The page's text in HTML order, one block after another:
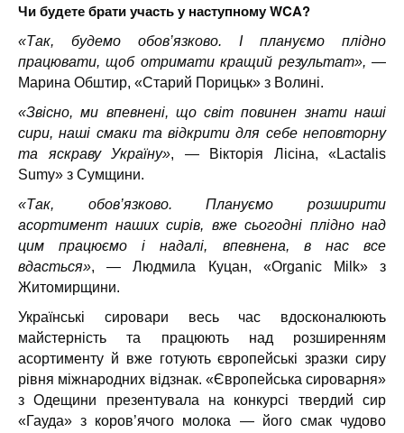
Чи будете брати участь у наступному WCA?
«Так, будемо обов’язково. І плануємо плідно
працювати, щоб отримати кращий результат», —
Марина Обштир, «Старий Порицьк» з Волині.
«Звісно, ми впевнені, що світ повинен знати наші
сири, наші смаки та відкрити для себе неповторну
та яскраву Україну», — Вікторія Лісіна, «Lactalis
Sumy» з Сумщини.
«Так, обов’язково. Плануємо розширити
асортимент наших сирів, вже сьогодні плідно над
цим працюємо і надалі, впевнена, в нас все
вдасться», — Людмила Куцан, «Organic Milk» з
Житомирщини.
Українські сировари весь час вдосконалюють
майстерність та працюють над розширенням
асортименту й вже готують європейські зразки сиру
рівня міжнародних відзнак. «Європейська сироварня»
з Одещини презентувала на конкурсі твердий сир
«Гауда» з коров’ячого молока — його смак чудово